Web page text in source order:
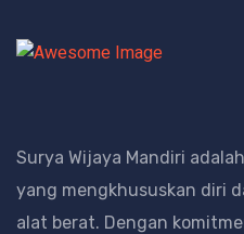
Surya Wijaya Mandiri
yang mengkhususkan diri
alat berat. Dengan